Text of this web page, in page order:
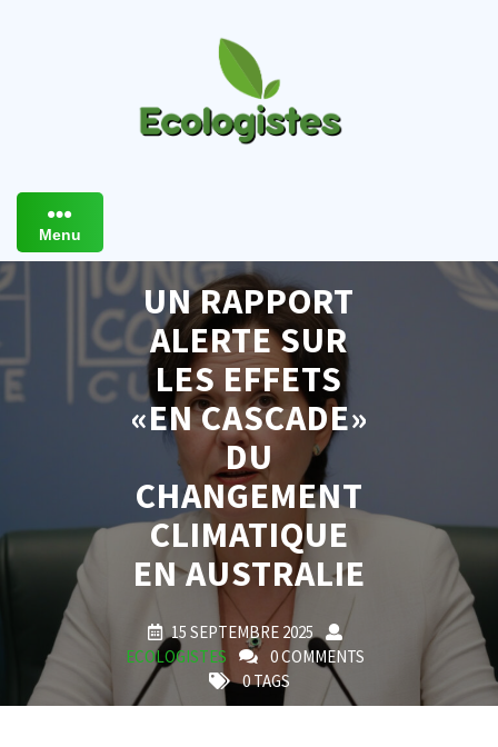
Menu
UN RAPPORT
ALERTE SUR
LES EFFETS
«EN CASCADE»
DU
CHANGEMENT
CLIMATIQUE
EN AUSTRALIE
15 SEPTEMBRE 2025
ECOLOGISTES
0 COMMENTS
0 TAGS